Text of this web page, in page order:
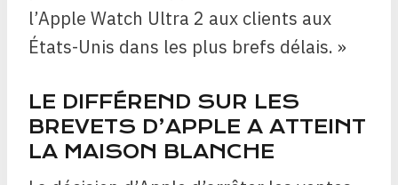
l’Apple Watch Ultra 2 aux clients aux
États-Unis dans les plus brefs délais. »
LE DIFFÉREND SUR LES
BREVETS D’APPLE A ATTEINT
LA MAISON BLANCHE